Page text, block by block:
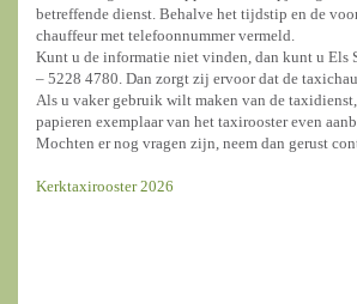
betreffende dienst. Behalve het tijdstip en de
chauffeur met telefoonnummer vermeld.
Kunt u de informatie niet vinden, dan kunt u Els
– 5228 4780. Dan zorgt zij ervoor dat de
Als u vaker gebruik wilt maken van de
papieren exemplaar van het taxirooster even
Mochten er nog vragen zijn, neem dan gerust
Kerktaxirooster 2026